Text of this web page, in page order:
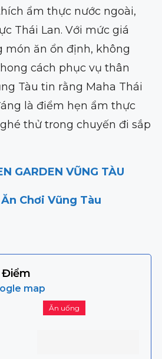
ẩm thực nước ngoài,
Thái Lan. Với mức giá
món ăn ổn định, không
cách phục vụ thân
Tàu tin rằng Maha Thái
là điểm hẹn ẩm thực
thử trong chuyến đi sắp
GARDEN VŨNG TÀU
Ăn Chơi Vũng Tàu
map
Ăn uống